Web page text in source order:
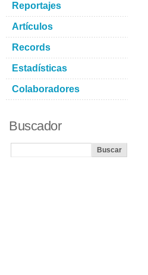
Reportajes
Artículos
Records
Estadísticas
Colaboradores
Buscador